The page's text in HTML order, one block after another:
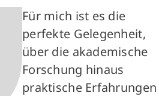
Für mich ist es die
perfekte Gelegenheit,
über die akademische
Forschung hinaus
praktische Erfahrungen